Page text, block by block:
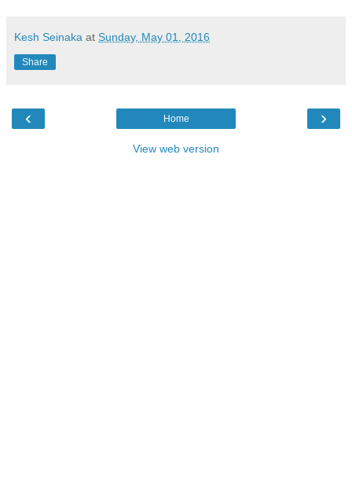
Kesh Seinaka at Sunday, May 01, 2016
Share
‹ ›
Home
View web version